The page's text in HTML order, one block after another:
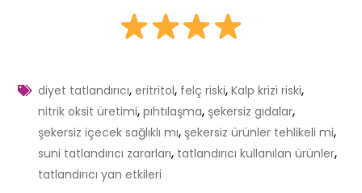
diyet tatlandırıcı,eritritol, felç riski,Kalp krizi riski,
nitrik oksit üretimi,pıhtılaşma, şekersiz gıdalar,
şekersiz içecek sağlıklı mı, şekersiz ürünler tehlikeli mi,
suni tatlandırıcı zararları, tatlandırıcı kullanılan ürünler,
tatlandırıcı yan etkileri